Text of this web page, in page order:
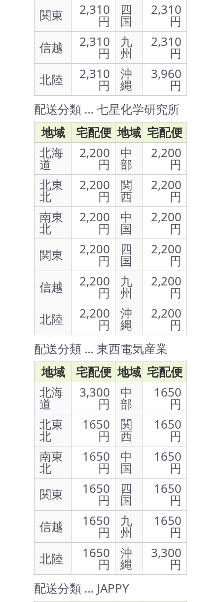
関東
2,310
円
四
国
2,310
円
信越
2,310
円
九
州
2,310
円
北陸
2,310
円
沖
縄
3,960
円
配送分類 … 七星化学研究所
地域
宅配便 地域 宅配便
北海
道
2,200
円
中
部
2,200
円
北東
北
2,200
円
関
西
2,200
円
南東
北
2,200
円
中
国
2,200
円
関東
2,200
円
四
国
2,200
円
信越
2,200
円
九
州
2,200
円
北陸
2,200
円
沖
縄
2,200
円
配送分類 … 東西電気産業
地域
宅配便 地域 宅配便
北海
道
3,300
円
中
部
1650
円
北東
北
1650
円
関
西
1650
円
南東
北
1650
円
中
国
1650
円
関東
1650
円
四
国
1650
円
信越
1650
円
九
州
1650
円
北陸
1650
円
沖
縄
3,300
円
配送分類 … JAPPY